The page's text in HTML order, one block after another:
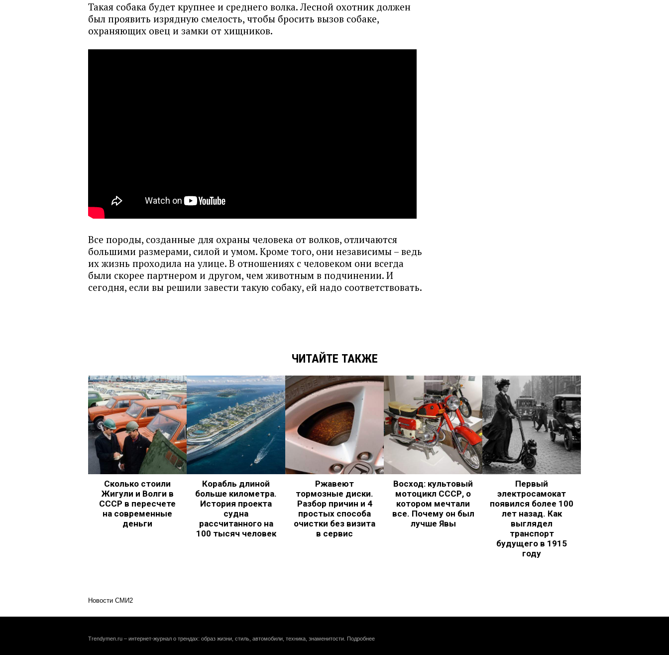
Такая собака будет крупнее и среднего волка. Лесной охотник должен
был проявить изрядную смелость, чтобы бросить вызов собаке,
охраняющих овец и замки от хищников.
Все породы, созданные для охраны человека от волков, отличаются
большими размерами, силой и умом. Кроме того, они независимы – ведь
их жизнь проходила на улице. В отношениях с человеком они всегда
были скорее партнером и другом, чем животным в подчинении. И
сегодня, если вы решили завести такую собаку, ей надо соответствовать.
ЧИТАЙТЕ ТАКЖЕ
Сколько стоили
Жигули и Волги в
СССР в пересчете
на современные
деньги
Корабль длиной
больше километра.
История проекта
судна
рассчитанного на
100 тысяч человек
Ржавеют
тормозные диски.
Разбор причин и 4
простых способа
очистки без визита
в сервис
Восход: культовый
мотоцикл СССР, о
котором мечтали
все. Почему он был
лучше Явы
Первый
электросамокат
появился более 100
лет назад. Как
выглядел
транспорт
будущего в 1915
году
Новости СМИ2
Trendymen.ru – интернет-журнал о трендах: образ жизни, стиль, автомобили, техника, знаменитости. Подробнее